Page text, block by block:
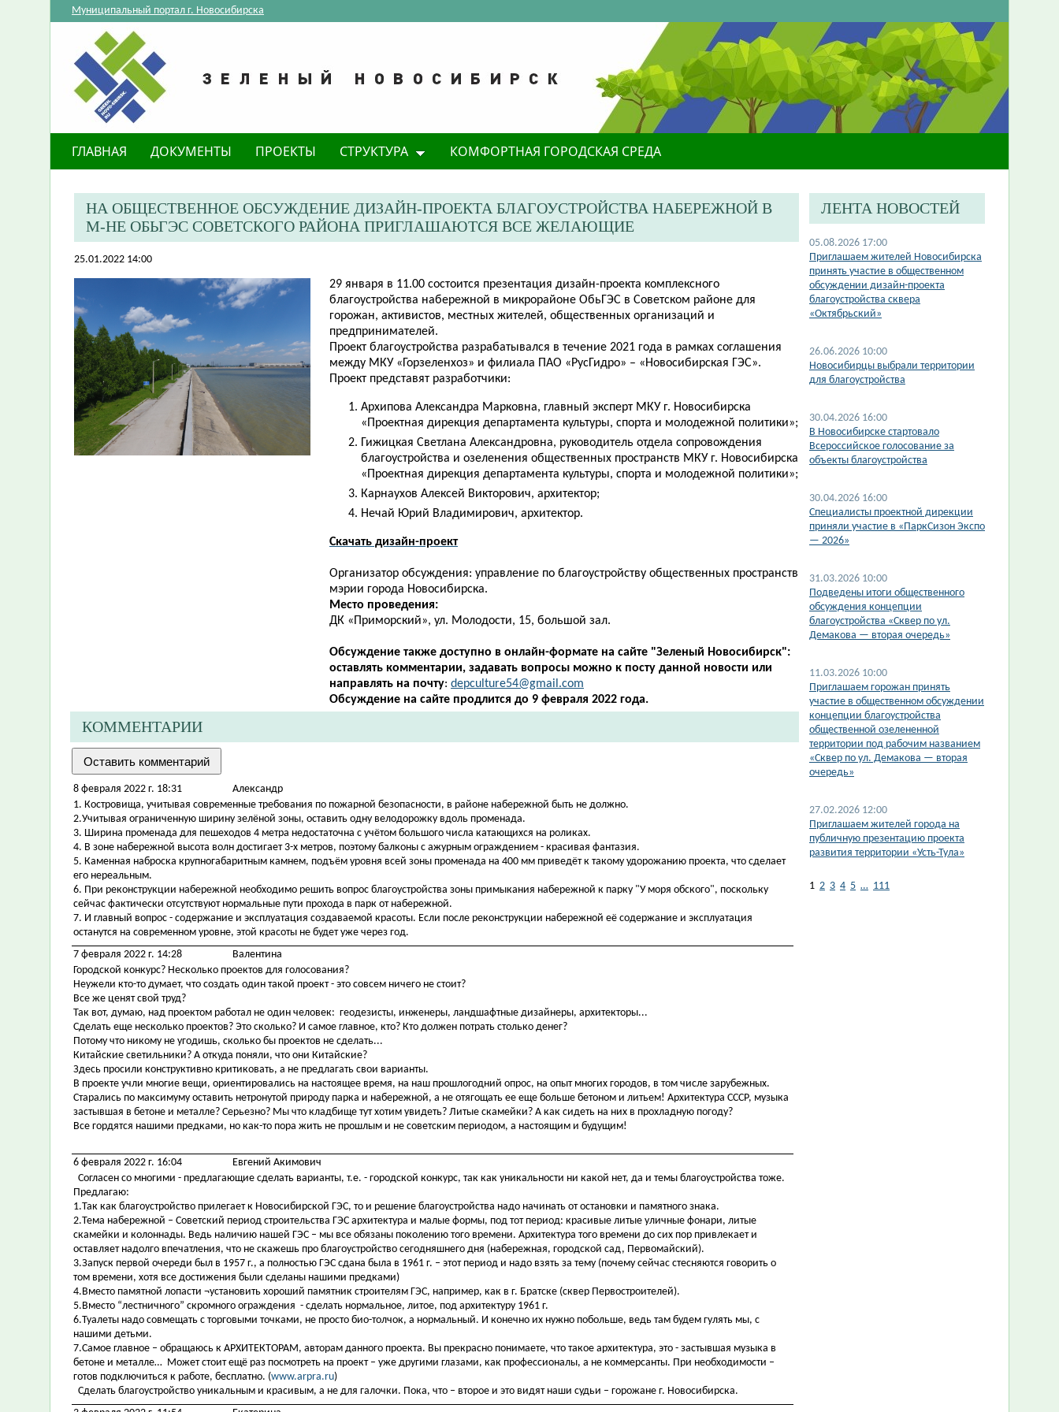
Муниципальный портал г. Новосибирска
ГЛАВНАЯ ДОКУМЕНТЫ ПРОЕКТЫ СТРУКТУРА КОМФОРТНАЯ ГОРОДСКАЯ СРЕДА
НА ОБЩЕСТВЕННОЕ ОБСУЖДЕНИЕ ДИЗАЙН-ПРОЕКТА БЛАГОУСТРОЙСТВА НАБЕРЕЖНОЙ В
М-НЕ ОБЬГЭС СОВЕТСКОГО РАЙОНА ПРИГЛАШАЮТСЯ ВСЕ ЖЕЛАЮЩИЕ
25.01.2022 14:00
29 января в 11.00 состоится презентация дизайн-проекта комплексного
благоустройства набережной в микрорайоне ОбьГЭС в Советском районе для
горожан, активистов, местных жителей, общественных организаций и
предпринимателей.
Проект благоустройства разрабатывался в течение 2021 года в рамках соглашения
между МКУ «Горзеленхоз» и филиала ПАО «РусГидро» – «Новосибирская ГЭС».
Проект представят разработчики:
Архипова Александра Марковна, главный эксперт МКУ г. Новосибирска
«Проектная дирекция департамента культуры, спорта и молодежной политики»;
Гижицкая Светлана Александровна, руководитель отдела сопровождения
благоустройства и озеленения общественных пространств МКУ г. Новосибирска
«Проектная дирекция департамента культуры, спорта и молодежной политики»;
Карнаухов Алексей Викторович, архитектор;
Нечай Юрий Владимирович, архитектор.
Скачать дизайн-проект
Организатор обсуждения: управление по благоустройству общественных пространств
мэрии города Новосибирска.
Место проведения:
ДК «Приморский», ул. Молодости, 15, большой зал.
Обсуждение также доступно в онлайн-формате на сайте "Зеленый Новосибирск":
оставлять комментарии, задавать вопросы можно к посту данной новости или
направлять на почту: depculture54@gmail.com
Обсуждение на сайте продлится до 9 февраля 2022 года.
КОММЕНТАРИИ
8 февраля 2022 г. 18:31
Александр
1. Костровища, учитывая современные требования по пожарной безопасности, в районе набережной быть не должно.
2.Учитывая ограниченную ширину зелёной зоны, оставить одну велодорожку вдоль променада.
3. Ширина променада для пешеходов 4 метра недостаточна с учётом большого числа катающихся на роликах.
4. В зоне набережной высота волн достигает 3-х метров, поэтому балконы с ажурным ограждением - красивая фантазия.
5. Каменная наброска крупногабаритным камнем, подъём уровня всей зоны променада на 400 мм приведёт к такому удорожанию проекта, что сделает
его нереальным.
6. При реконструкции набережной необходимо решить вопрос благоустройства зоны примыкания набережной к парку "У моря обского", поскольку
сейчас фактически отсутствуют нормальные пути прохода в парк от набережной.
7. И главный вопрос - содержание и эксплуатация создаваемой красоты. Если после реконструкции набережной её содержание и эксплуатация
останутся на современном уровне, этой красоты не будет уже через год.
7 февраля 2022 г. 14:28
Валентина
Городской конкурс? Несколько проектов для голосования?
Неужели кто-то думает, что создать один такой проект - это совсем ничего не стоит?
Все же ценят свой труд?
Так вот, думаю, над проектом работал не один человек: геодезисты, инженеры, ландшафтные дизайнеры, архитекторы...
Сделать еще несколько проектов? Это сколько? И самое главное, кто? Кто должен потрать столько денег?
Потому что никому не угодишь, сколько бы проектов не сделать...
Китайские светильники? А откуда поняли, что они Китайские?
Здесь просили конструктивно критиковать, а не предлагать свои варианты.
В проекте учли многие вещи, ориентировались на настоящее время, на наш прошлогодний опрос, на опыт многих городов, в том числе зарубежных.
Старались по максимуму оставить нетронутой природу парка и набережной, а не отягощать ее еще больше бетоном и литьем! Архитектура СССР, музыка
застывшая в бетоне и металле? Серьезно? Мы что кладбище тут хотим увидеть? Литые скамейки? А как сидеть на них в прохладную погоду?
Все гордятся нашими предками, но как-то пора жить не прошлым и не советским периодом, а настоящим и будущим!
6 февраля 2022 г. 16:04
Евгений Акимович
Согласен со многими - предлагающие сделать варианты, т.е. - городской конкурс, так как уникальности ни какой нет, да и темы благоустройства тоже.
Предлагаю:
1.Так как благоустройство прилегает к Новосибирской ГЭС, то и решение благоустройства надо начинать от остановки и памятного знака.
2.Тема набережной – Советский период строительства ГЭС архитектура и малые формы, под тот период: красивые литые уличные фонари, литые
скамейки и колоннады. Ведь наличию нашей ГЭС – мы все обязаны поколению того времени. Архитектура того времени до сих пор привлекает и
оставляет надолго впечатления, что не скажешь про благоустройство сегодняшнего дня (набережная, городской сад, Первомайский).
3.Запуск первой очереди был в 1957 г., а полностью ГЭС сдана была в 1961 г. – этот период и надо взять за тему (почему сейчас стесняются говорить о
том времени, хотя все достижения были сделаны нашими предками)
4.Вместо памятной лопасти ¬установить хороший памятник строителям ГЭС, например, как в г. Братске (сквер Первостроителей).
5.Вместо “лестничного” скромного ограждения - сделать нормальное, литое, под архитектуру 1961 г.
6.Туалеты надо совмещать с торговыми точками, не просто био-толчок, а нормальный. И конечно их нужно побольше, ведь там будем гулять мы, с
нашими детьми.
7.Самое главное – обращаюсь к АРХИТЕКТОРАМ, авторам данного проекта. Вы прекрасно понимаете, что такое архитектура, это - застывшая музыка в
бетоне и металле… Может стоит ещё раз посмотреть на проект – уже другими глазами, как профессионалы, а не коммерсанты. При необходимости –
готов подключиться к работе, бесплатно. (www.arpra.ru)
Сделать благоустройство уникальным и красивым, а не для галочки. Пока, что – второе и это видят наши судьи – горожане г. Новосибирска.
ЛЕНТА НОВОСТЕЙ
05.08.2026 17:00
​Приглашаем жителей Новосибирска
принять участие в общественном
обсуждении дизайн-проекта
благоустройства сквера
«Октябрьский»
26.06.2026 10:00
​Новосибирцы выбрали территории
для благоустройства
30.04.2026 16:00
В Новосибирске стартовало
Всероссийское голосование за
объекты благоустройства
30.04.2026 16:00
​Специалисты проектной дирекции
приняли участие в «ПаркСизон Экспо
— 2026»
31.03.2026 10:00
Подведены итоги общественного
обсуждения концепции
благоустройства «Сквер по ул.
Демакова — вторая очередь»
11.03.2026 10:00
Приглашаем горожан принять
участие в общественном обсуждении
концепции благоустройства
общественной озелененной
территории под рабочим названием
«Сквер по ул. Демакова — вторая
очередь»
27.02.2026 12:00
Приглашаем жителей города на
публичную презентацию проекта
развития территории «Усть-Тула»
1 2 3 4 5 … 111